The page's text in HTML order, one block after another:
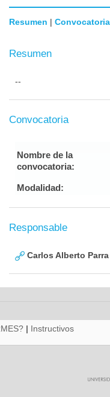
Resumen | Convocatoria
Resumen
--
Convocatoria
Nombre de la
convocatoria:
Modalidad:
Responsable
Carlos Alberto
| Instructivos